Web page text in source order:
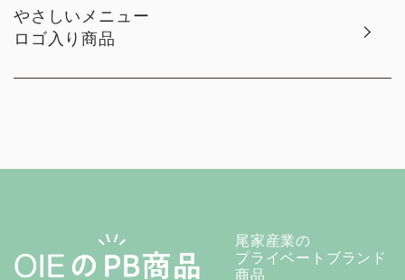
やさしいメニュー
ロゴ入り商品
尾家産業の
プライベートブランド
商品